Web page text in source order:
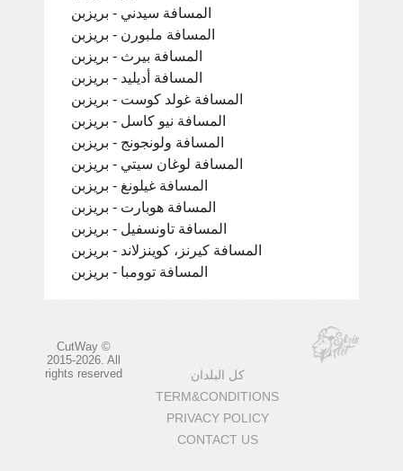
المسافة سيدني - بريزبن
المسافة ملبورن - بريزبن
المسافة بيرث - بريزبن
المسافة أديليد - بريزبن
المسافة غولد كوست - بريزبن
المسافة نيو كاسل - بريزبن
المسافة ولونجونج - بريزبن
المسافة لوغان سيتي - بريزبن
المسافة غيلونغ - بريزبن
المسافة هوبارت - بريزبن
المسافة تاونسفيل - بريزبن
المسافة كيرنز، كوينزلاند - بريزبن
المسافة توومبا - بريزبن
CutWay ©
2015-2026. All
rights reserved
كل البلدان
TERM&CONDITIONS
PRIVACY POLICY
CONTACT US